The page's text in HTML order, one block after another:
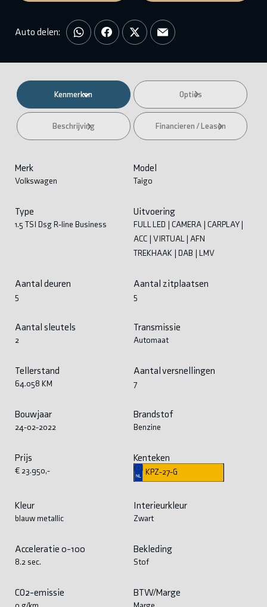
Auto delen:
Kenmerken Opties
Beschrijving Financieren / Leasen
Merk
Volkswagen
Model
Taigo
Type
1.5 TSI Dsg R-line Business
Uitvoering
FULL LED | CAMERA | CARPLAY |
ACC | VIRTUAL | AFN
TREKHAAK | DAB | LMV
Aantal deuren
5
Aantal zitplaatsen
5
Aantal sleutels
2
Transmissie
Automaat
Tellerstand
64.058 KM
Aantal versnellingen
7
Bouwjaar
24-02-2022
Brandstof
Benzine
Prijs
€ 23.950,-
Kenteken
KPZ-27-G
Kleur
blauw metallic
Interieurkleur
Zwart
Acceleratie 0-100
8.2 sec.
Bekleding
Stof
CO2-emissie BTW/Marge